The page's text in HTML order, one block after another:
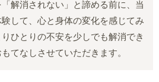
解消されない」と諦める前に、当
して、心と身体の変化を感じてみ
ひとりの不安を少しでも解消でき
てなしさせていただきます。